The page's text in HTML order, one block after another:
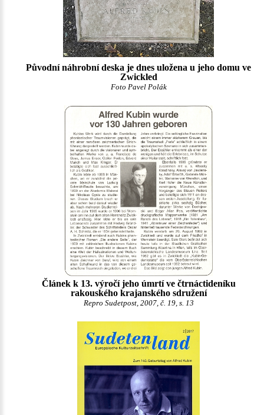
Původní náhrobní deska je dnes uložena u jeho domu ve
Zwickled
Foto Pavel Polák
Článek k 13. výročí jeho úmrtí ve čtrnáctideníku
rakouského krajanského sdružení
Repro Sudetpost, 2007, č. 19, s. 13